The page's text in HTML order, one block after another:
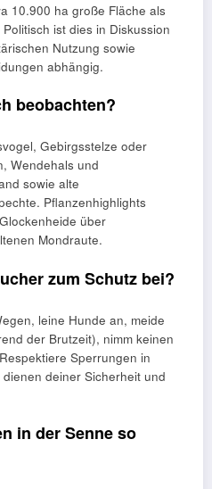
10.900 ha große Fläche als
ist dies in Diskussion
Nutzung sowie
abhängig.
beobachten?
Gebirgsstelze oder
Wendehals und
sowie alte
Pflanzenhighlights
über
Mondraute.
zum Schutz bei?
leine Hunde an, meide
der Brutzeit), nimm keinen
Sperrungen in
deiner Sicherheit und
in der Senne so